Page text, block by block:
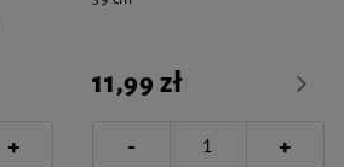
+
11,99 zł
- +